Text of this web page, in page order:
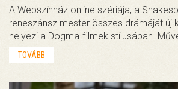
A Webszínház online szériája, a
reneszánsz mester összes drámáját új
helyezi a Dogma-filmek stílusában.
TOVÁBB